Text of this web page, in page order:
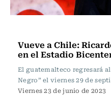
Vueve a Chile:
en el Estadio
El guatemalteco regresará
Negro” el viernes 29 de
Viernes 23 de junio de 2023